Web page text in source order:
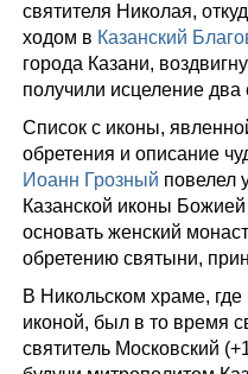
святителя Николая,
ходом в Казанский
города Казани,
получили исцеление
Список с иконы,
обретения и описание
Иоанн Грозный повелел
Казанской иконы
основать женский
обретению святыни,
В Никольском храме,
иконой, был в то время
святитель Московский